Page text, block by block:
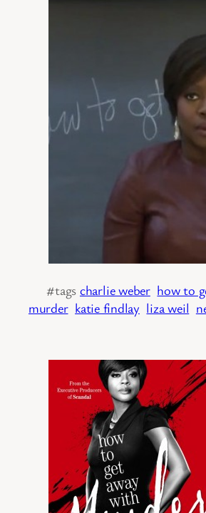
#tags charlie weber how to
murder katie findlay liza weil